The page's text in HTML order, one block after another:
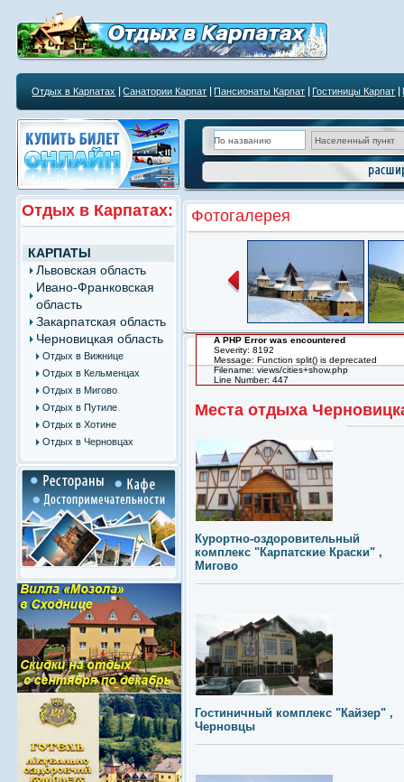
Отдых в Карпатах Санатории Карпат Пансионаты Карпат Гостиницы Карпат
Отдых в Карпатах:
КАРПАТЫ
Львовская область
Ивано-Франковская
область
Закарпатская область
Черновицкая область
Отдых в Вижнице
Отдых в Кельменцах
Отдых в Мигово
Отдых в Путиле
Отдых в Хотине
Отдых в Черновцах
Фотогалерея
A PHP Error was encountered
Severity: 8192
Message: Function split() is deprecated
Filename: views/cities+show.php
Line Number: 447
Места отдыха
Курортно-оздоровительный
комплекс "Карпатские Краски" ,
Мигово
Гостиничный комплекс "Кайзер" ,
Черновцы